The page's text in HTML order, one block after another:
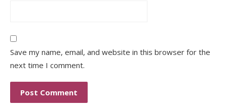
Save my name, email, and website in this browser for the
next time I comment.